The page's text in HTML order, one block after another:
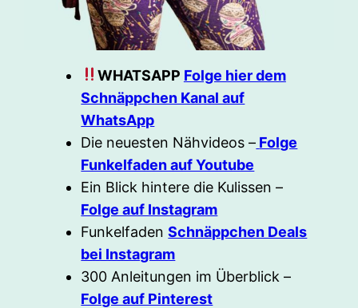
WHATSAPP Folge hier dem
Schnäppchen Kanal auf
WhatsApp
Die neuesten Nähvideos – Folge
Funkelfaden auf Youtube
Ein Blick hintere die Kulissen –
Folge auf Instagram
FunkelfadenSchnäppchen Deals
bei Instagram
300 Anleitungen im Überblick –
Folge auf Pinterest